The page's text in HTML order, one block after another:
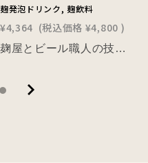
麹発泡ドリンク, 麹飲料
¥4,364 (税込価格 ¥4,800 )
麹屋とビール職人の技が造った他にないタイプの発泡酒！ 現代の食生活で不足している重要な栄養素「発酵パワー」をタップリ含んだ発泡酒「前立腺の友」。 淡い黄金色でほのかに甘いシャンパン風の味わい。 お酒が苦手な方にも抵抗なくお飲みいただけます。 食前酒としても最適ですので、ぜひ、お試しください！